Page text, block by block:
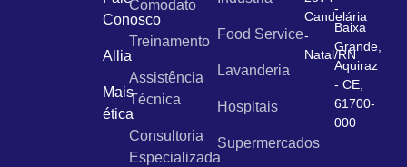
Conosco
Allia
Mais
ética
Comodato
Treinamento
Assistência
Técnica
Consultoria
Especializada
Food Service
Lavanderia
Hospitais
Supermercados
Candelária
-
Natal/RN
-
Baixa
Grande,
Aquiraz
- CE,
61700-
000